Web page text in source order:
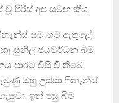
වූ පිරිස් අප සමඟ කීය.
සමාගම ඇතුළේ
සුනිල් ජයවර්ධන බිම
පාරට විසි වී තිබේ.
ඔහු උස්සා ෆිනෑන්ස්
ඉන් පසු බිම